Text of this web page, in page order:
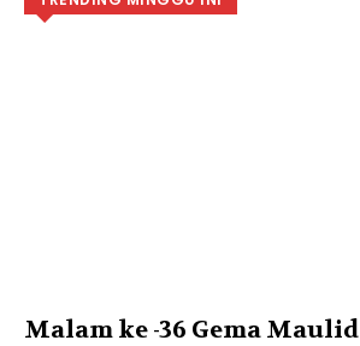
Malam ke -36 Gema Maulid